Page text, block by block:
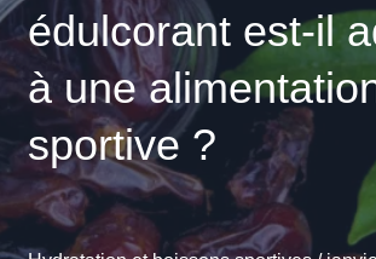
édulcorant est-il
à une
sportive ?